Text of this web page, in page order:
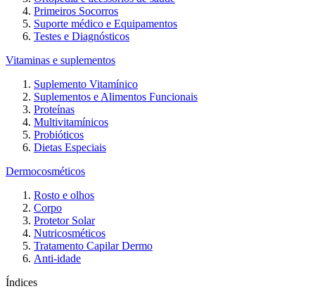
Primeiros Socorros
Suporte médico e Equipamentos
Testes e Diagnósticos
Vitaminas e suplementos
Suplemento Vitamínico
Suplementos e Alimentos Funcionais
Proteínas
Multivitamínicos
Probióticos
Dietas Especiais
Dermocosméticos
Rosto e olhos
Corpo
Protetor Solar
Nutricosméticos
Tratamento Capilar Dermo
Anti-idade
Índices